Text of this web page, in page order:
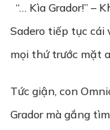
“… Kìa Grador!” –
Sadero tiếp tục cái
mọi thứ trước mặt
Tức giận, con
Grador mà gắng